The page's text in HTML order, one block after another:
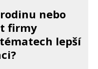
nebo
firmy
lepší